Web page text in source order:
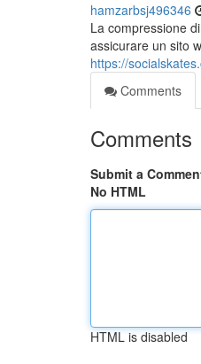
hamzarbsj496346
La compressione
assicurare un sito
https://
Comments
Comments
Submit a
No HTML
HTML is disabled